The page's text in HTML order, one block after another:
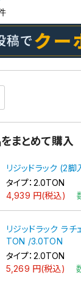
まとめて購入
リジッドラック (2
タイプ：2.0TON
4,939 円(税込)
リジッドラック ラ
TON /3.0TON
タイプ：2.0TON
5,269 円(税込)